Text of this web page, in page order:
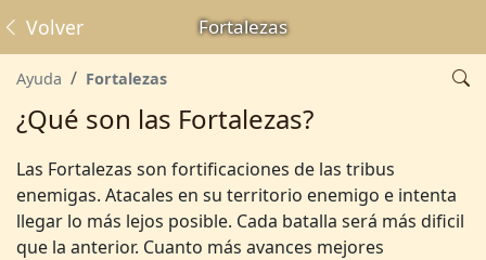
Fortalezas
Volver
Ayuda Fortalezas
¿Qué son las Fortalezas?
Las Fortalezas son fortificaciones de las tribus
enemigas. Atacales en su territorio enemigo e intenta
llegar lo más lejos posible. Cada batalla será más dificil
que la anterior. Cuanto más avances mejores